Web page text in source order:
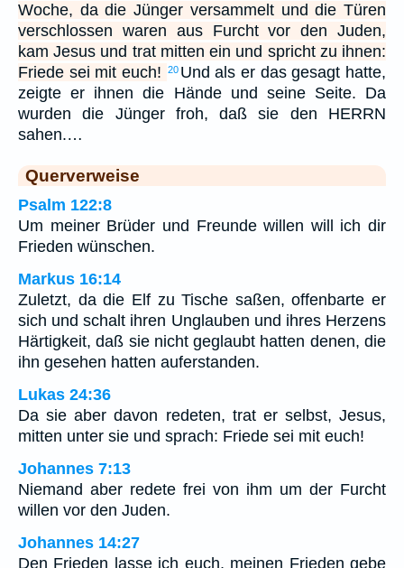
Woche, da die Jünger versammelt und die Türen
verschlossen waren aus Furcht vor den Juden,
kam Jesus und trat mitten ein und spricht zu ihnen:
Friede sei mit euch!
20 Und als er das gesagt hatte,
zeigte er ihnen die Hände und seine Seite. Da
wurden die Jünger froh, daß sie den HERRN
sahen.…
Querverweise
Psalm 122:8
Um meiner Brüder und Freunde willen will ich dir
Frieden wünschen.
Markus 16:14
Zuletzt, da die Elf zu Tische saßen, offenbarte er
sich und schalt ihren Unglauben und ihres Herzens
Härtigkeit, daß sie nicht geglaubt hatten denen, die
ihn gesehen hatten auferstanden.
Lukas 24:36
Da sie aber davon redeten, trat er selbst, Jesus,
mitten unter sie und sprach: Friede sei mit euch!
Johannes 7:13
Niemand aber redete frei von ihm um der Furcht
willen vor den Juden.
Johannes 14:27
Den Frieden lasse ich euch, meinen Frieden gebe